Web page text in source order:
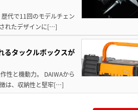
代で11回のモデルチェン
れたデザインに[…]
るタックルボックスが
性と機動力。 DAIWAから
は、収納性と堅牢[…]